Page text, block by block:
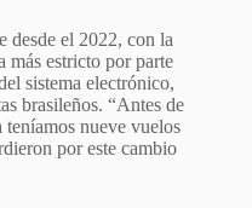
desde el 2022, con la
más estricto por parte
sistema electrónico,
brasileños. “Antes de
nueve vuelos
por este cambio